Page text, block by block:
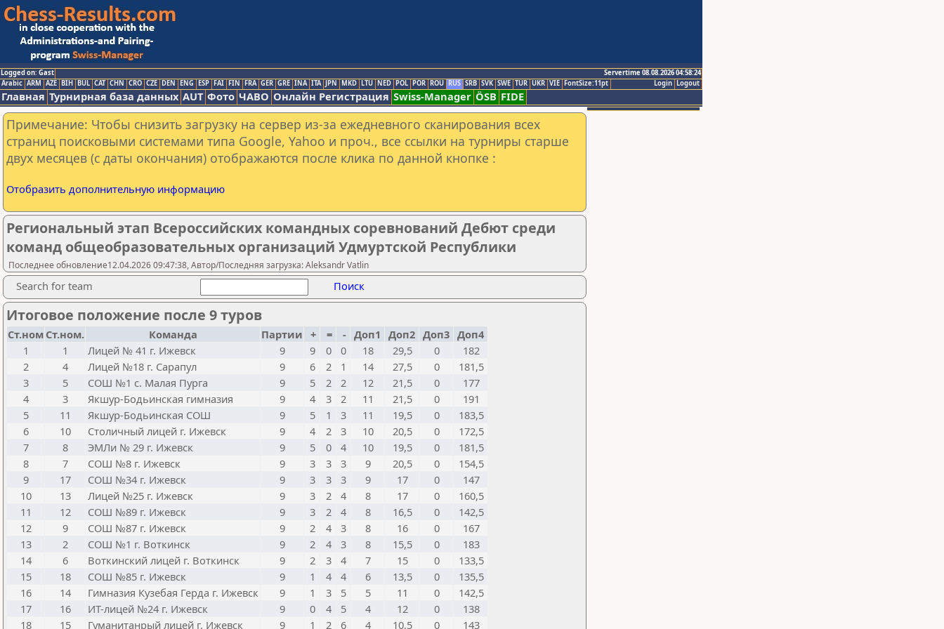
Logged on: Gast
Servertime 08.08.2026 04:58:24
Logout
Login
Arabic ARM AZE BIH BUL CAT CHN CRO CZE DEN ENG ESP FAI FIN FRA GER GRE INA ITA JPN MKD LTU NED POL POR ROU RUS SRB SVK SWE TUR UKR VIE FontSize:11pt
Главная Турнирная база данных AUT Фото ЧАВО Онлайн Регистрация Swiss-Manager ÖSB FIDE
Примечание: Чтобы снизить загрузку на сервер из-за ежедневного сканирования всех
страниц поисковыми системами типа Google, Yahoo и проч., все ссылки на турниры старше
двух месяцев (с даты окончания) отображаются после клика по данной кнопке :
Отобразить дополнительную информацию
Региональный этап Всероссийских командных соревнований Дебют среди
команд общеобразовательных организаций Удмуртской Республики
Последнее обновление12.04.2026 09:47:38, Автор/Последняя загрузка: Aleksandr Vatlin
Search for team Поиск
Итоговое положение после 9 туров
Ст.ном Ст.ном. Команда Партии + = - Доп1 Доп2 Доп3 Доп4
1
1 Лицей № 41 г. Ижевск 9 9 0 0 18 29,5 0
182
2
4 Лицей №18 г. Сарапул 9 6 2 1 14 27,5 0
181,5
3
5 СОШ №1 с. Малая Пурга 9 5 2 2 12 21,5 0
177
4
3 Якшур-Бодьинская гимназия 9 4 3 2 11 21,5 0
191
5
11 Якшур-Бодьинская СОШ 9 5 1 3 11 19,5 0
183,5
6
10 Столичный лицей г. Ижевск 9 4 2 3 10 20,5 0
172,5
7
8 ЭМЛи № 29 г. Ижевск 9 5 0 4 10 19,5 0
181,5
8
7 СОШ №8 г. Ижевск 9 3 3 3 9 20,5 0
154,5
9
17 СОШ №34 г. Ижевск 9 3 3 3 9 17 0
147
10
13 Лицей №25 г. Ижевск 9 3 2 4 8 17 0
160,5
11
12 СОШ №89 г. Ижевск 9 3 2 4 8 16,5 0
142,5
12
9 СОШ №87 г. Ижевск 9 2 4 3 8 16 0
167
13
2 СОШ №1 г. Воткинск 9 2 4 3 8 15,5 0
183
14
6 Воткинский лицей г. Воткинск 9 2 3 4 7 15 0
133,5
15
18 СОШ №85 г. Ижевск 9 1 4 4 6 13,5 0
135,5
16
14 Гимназия Кузебая Герда г. Ижевск 9 1 3 5 5 11 0
142,5
17
16 ИТ-лицей №24 г. Ижевск 9 0 4 5 4 12 0
138
18
15 Гуманитанрый лицей г. Ижевск 9 1 2 6 4 10,5 0 143